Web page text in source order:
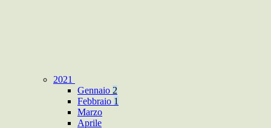
2021
Gennaio 2
Febbraio 1
Marzo
Aprile